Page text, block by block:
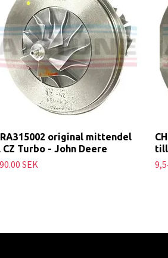
original mittendel
Turbo - John Deere
SEK
till